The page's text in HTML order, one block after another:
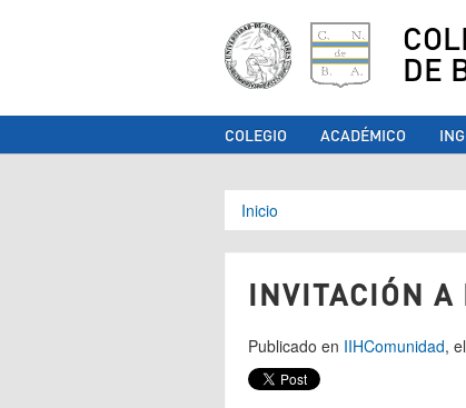
DE
COLEGIO ACADÉMICO
Se encuentra
Inicio
INVITACIÓN A
Publicado en IIHComunidad,